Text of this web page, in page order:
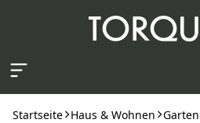
Startseite Haus & Wohnen Garten